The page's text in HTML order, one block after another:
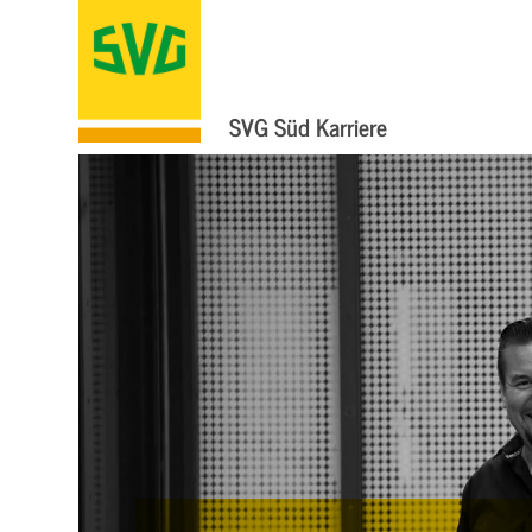
SVG Süd Karriere